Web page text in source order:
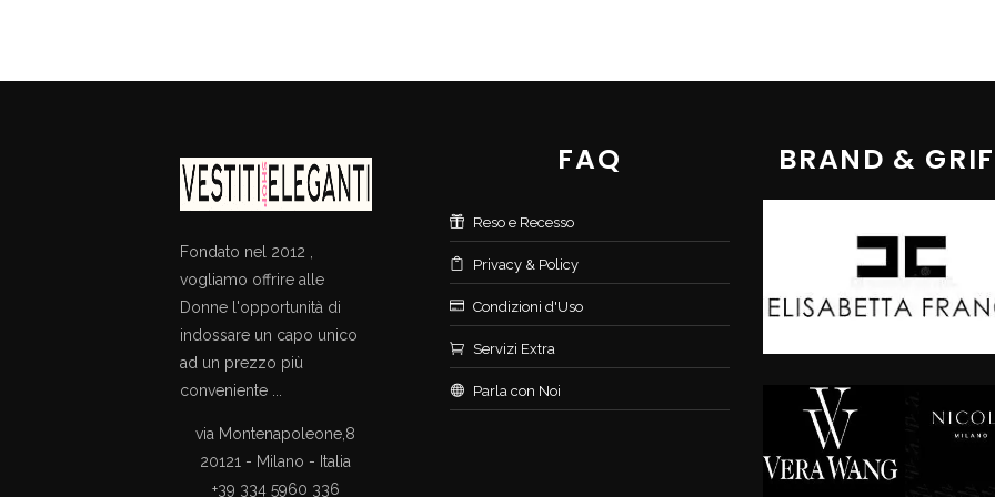
Fondato nel 2012 ,
vogliamo offrire alle
Donne l'opportunità di
indossare un capo unico
ad un prezzo più
conveniente ...
via Montenapoleone,8
20121 - Milano - Italia
+39 334 5960 336
FAQ
Reso e Recesso
Privacy & Policy
Condizioni d'Uso
Servizi Extra
Parla con Noi
BRAND &